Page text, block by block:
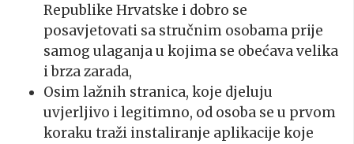
Republike Hrvatske i dobro se
posavjetovati sa stručnim osobama prije
samog ulaganja u kojima se obećava velika
i brza zarada,
Osim lažnih stranica, koje djeluju
uvjerljivo i legitimno, od osoba se u prvom
koraku traži instaliranje aplikacije koje